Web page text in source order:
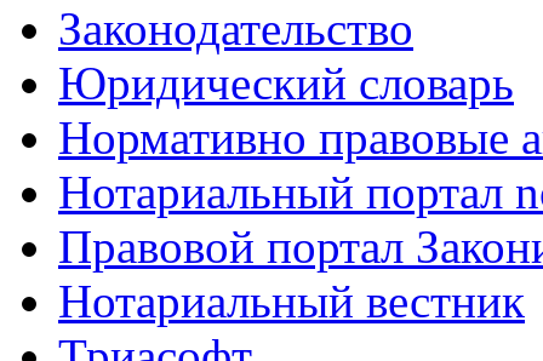
Законодательство
Юридический словарь
Нормативно правовые
Нотариальный портал
Правовой портал
Нотариальный вестник